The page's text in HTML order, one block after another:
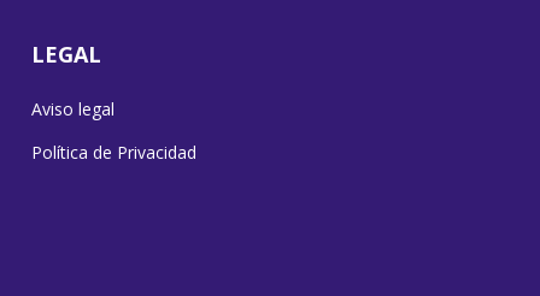
LEGAL
Aviso legal
Política de Privacidad